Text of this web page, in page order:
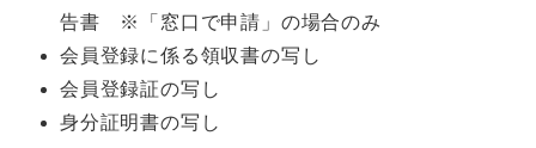
告書 ※「窓口で申請」の場合のみ
会員登録に係る領収書の写し
会員登録証の写し
身分証明書の写し